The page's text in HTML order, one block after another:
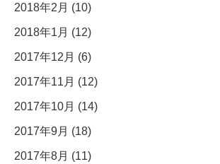
2018年2月 (10)
2018年1月 (12)
2017年12月 (6)
2017年11月 (12)
2017年10月 (14)
2017年9月 (18)
2017年8月 (11)